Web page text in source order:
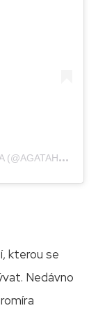
P
ŘÍSPĚVEK SDÍLENÝ AGATA HANYCHOVA (@AGATAHANYCHOVA)
kterou se
Nedávno